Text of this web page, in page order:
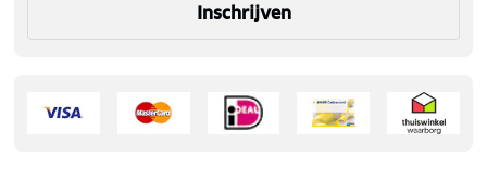
Inschrijven